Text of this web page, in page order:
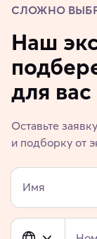
СЛОЖНО
Наш
для вас
Оставьте
и подборку от
Имя